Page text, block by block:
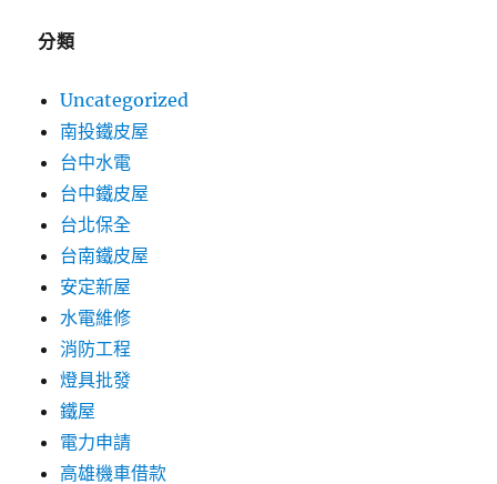
分類
Uncategorized
南投鐵皮屋
台中水電
台中鐵皮屋
台北保全
台南鐵皮屋
安定新屋
水電維修
消防工程
燈具批發
鐵屋
電力申請
高雄機車借款